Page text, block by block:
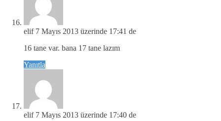
elif 7 Mayıs 2013 üzerinde 17:41 de
16 tane var. bana 17 tane lazım
Yanıtla
elif 7 Mayıs 2013 üzerinde 17:40 de